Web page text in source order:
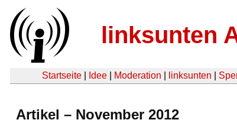
linksunten
Startseite Idee Moderation linksunten
Artikel – November 2012